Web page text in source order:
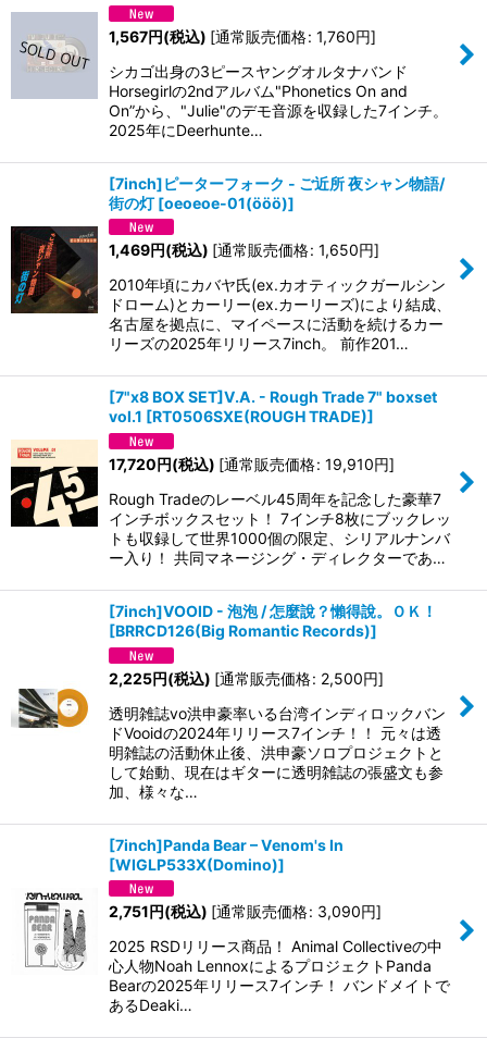
1,567円(税込) [通常販売価格: 1,760円]
シカゴ出身の3ピースヤングオルタナバンド
Horsegirlの2ndアルバム"Phonetics On and
On”から、"Julie"のデモ音源を収録した7インチ。
2025年にDeerhunte…
[7inch]ピーターフォーク - ご近所 夜シャン物語/
街の灯 [oeoeoe-01(ööö)]
1,469円(税込) [通常販売価格: 1,650円]
2010年頃にカバヤ氏(ex.カオティックガールシン
ドローム)とカーリー(ex.カーリーズ)により結成、
名古屋を拠点に、マイペースに活動を続けるカー
リーズの2025年リリース7inch。 前作201…
[7"x8 BOX SET]V.A. - Rough Trade 7" boxset
vol.1 [RT0506SXE(ROUGH TRADE)]
17,720円(税込) [通常販売価格: 19,910円]
Rough Tradeのレーベル45周年を記念した豪華7
インチボックスセット！ 7インチ8枚にブックレッ
トも収録して世界1000個の限定、シリアルナンバ
ー入り！ 共同マネージング・ディレクターであ…
[7inch]VOOID - 泡泡 / 怎麼說？懶得說。ＯＫ！
[BRRCD126(Big Romantic Records)]
2,225円(税込) [通常販売価格: 2,500円]
透明雑誌vo洪申豪率いる台湾インディロックバン
ドVooidの2024年リリース7インチ！！ 元々は透
明雑誌の活動休止後、洪申豪ソロプロジェクトと
して始動、現在はギターに透明雑誌の張盛文も参
加、様々な…
[7inch]Panda Bear – Venom's In
[WIGLP533X(Domino)]
2,751円(税込) [通常販売価格: 3,090円]
2025 RSDリリース商品！ Animal Collectiveの中
心人物Noah LennoxによるプロジェクトPanda
Bearの2025年リリース7インチ！ バンドメイトで
あるDeaki…